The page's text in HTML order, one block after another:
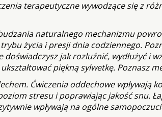
terapeutyczne wywodzące się z
naturalnego mechanizmu
życia i presji dnia codziennego.
jak rozluźnić, wydłużyć i
piękną sylwetkę. Poznasz
Ćwiczenia oddechowe wpływają
stresu i poprawiając jakość snu.
wpływają na ogólne